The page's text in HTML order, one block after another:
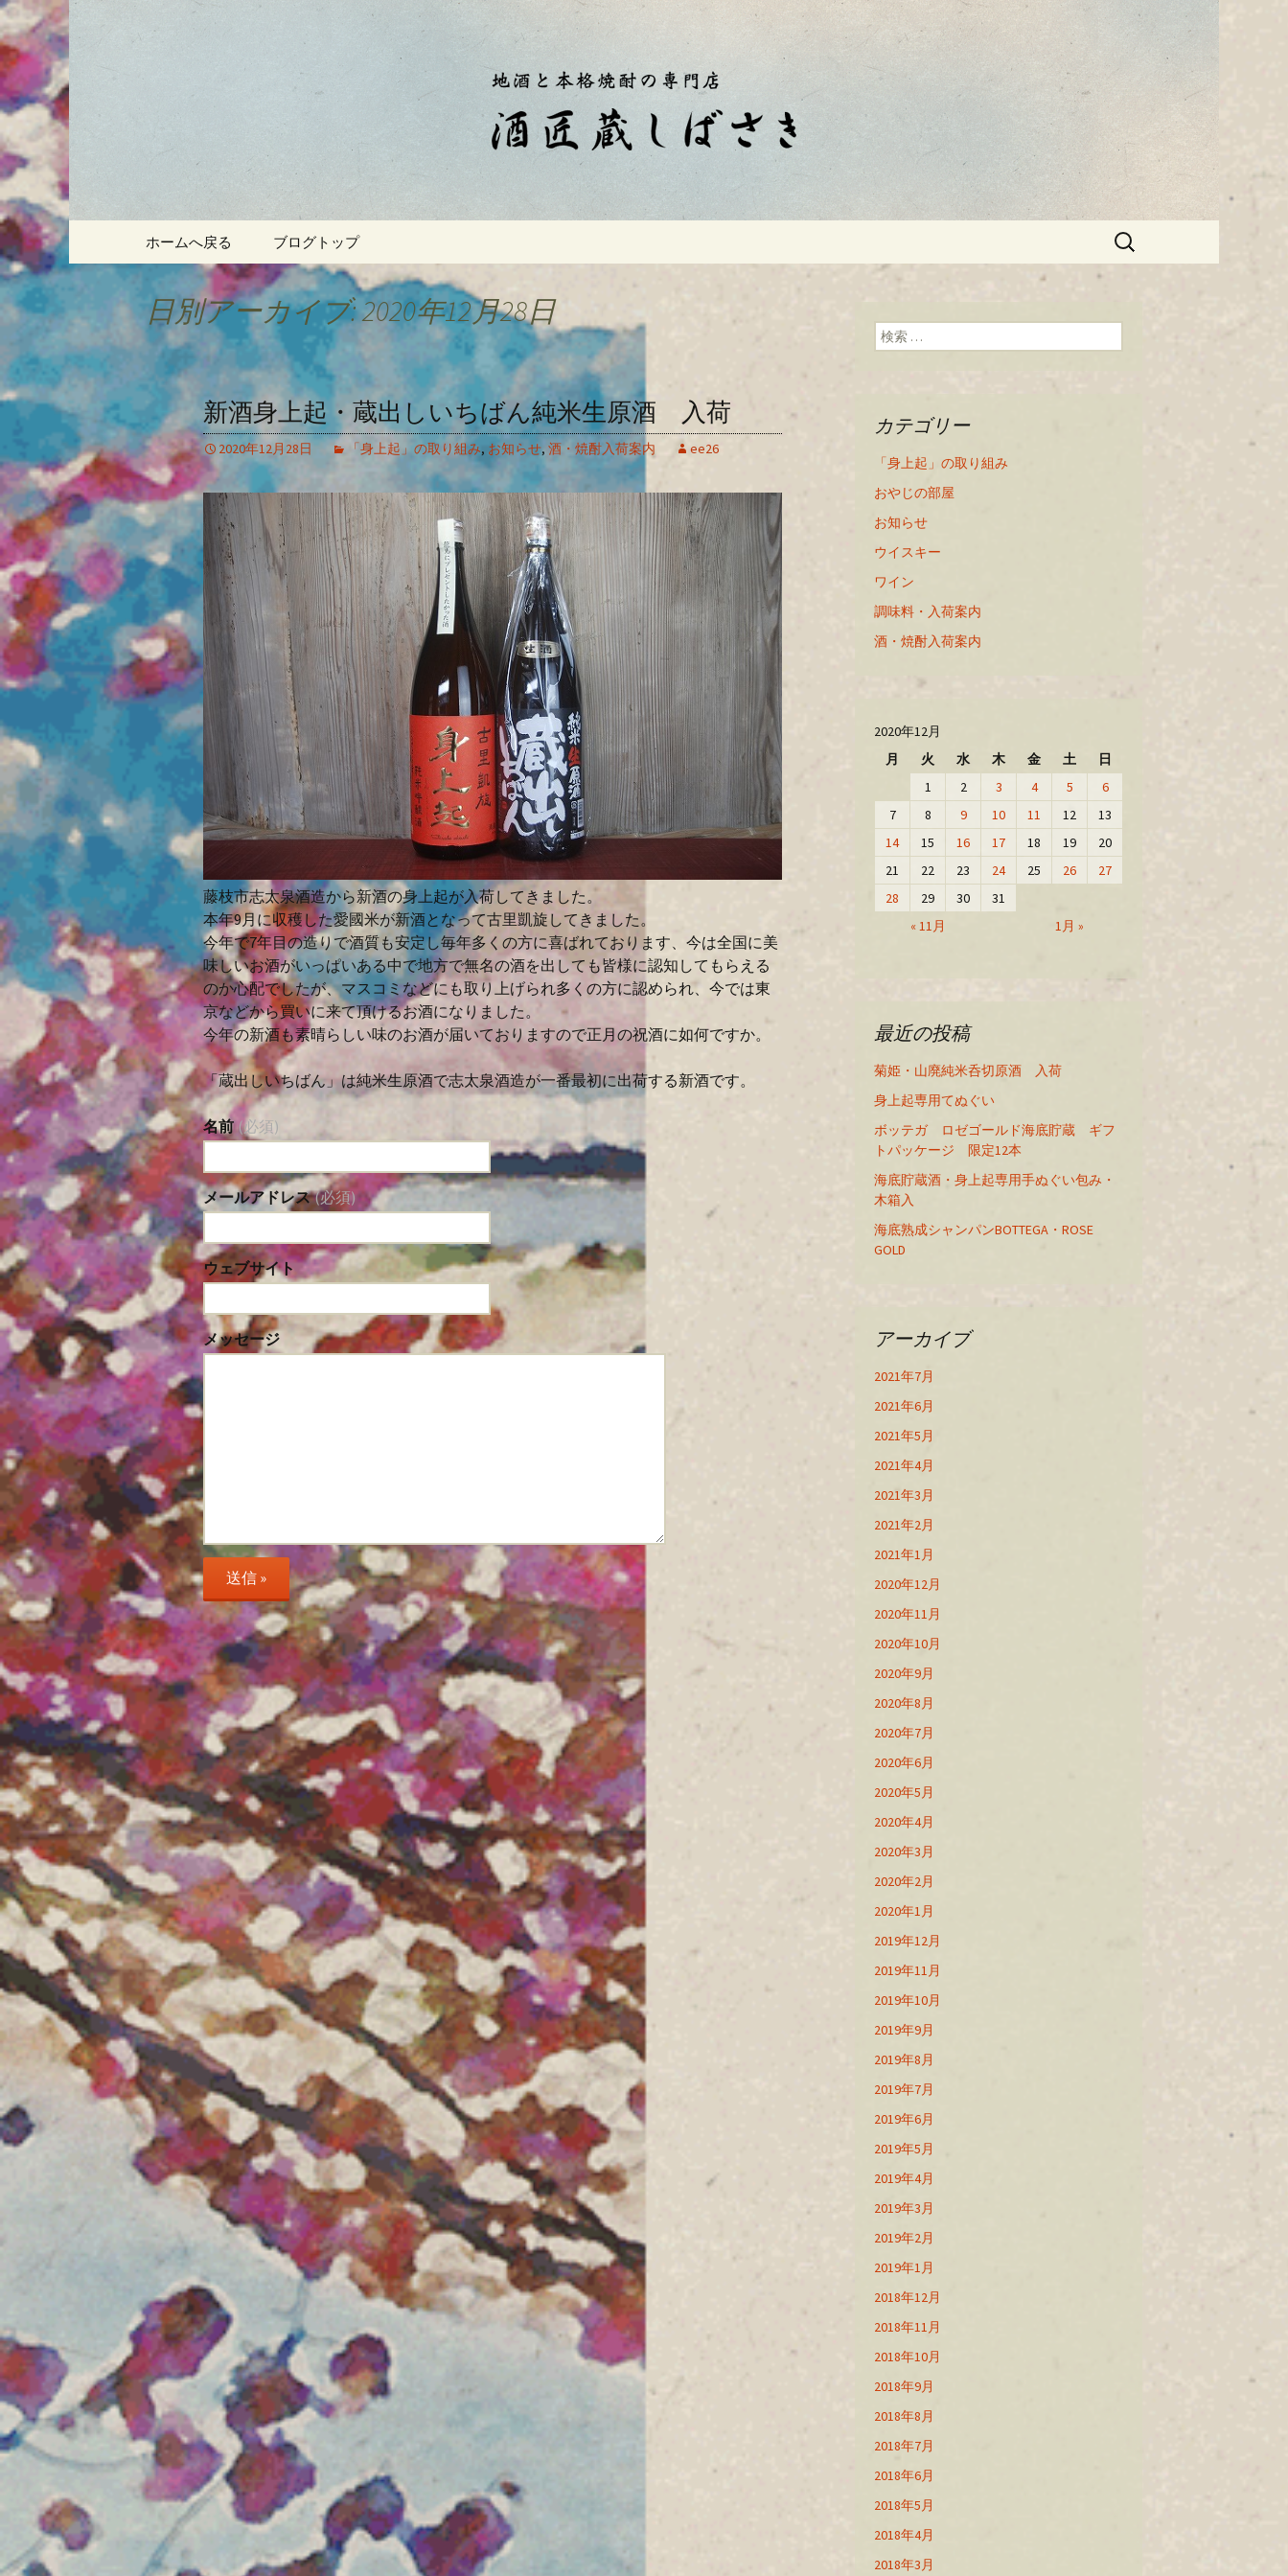
静岡・南伊豆の酒屋「酒匠蔵しばさき」
のブログ
静岡・南伊豆の酒屋「酒匠蔵しばさき」おやじのつぶやき
コンテンツへ移動
ホームへ戻る ブログトップ
検
日別アーカイブ: 2020年12月28日
新酒身上起・蔵出しいちばん純米生原酒 入荷
2020年12月28日 「身上起」の取り組み, お知らせ, 酒・焼酎入荷案内 ee26
藤枝市志太泉酒造から新酒の身上起が入荷してきました。
本年9月に収穫した愛國米が新酒となって古里凱旋してきました。
今年で7年目の造りで酒質も安定し毎年多くの方に喜ばれております、今は全国に美
味しいお酒がいっぱいある中で地方で無名の酒を出しても皆様に認知してもらえる
のか心配でしたが、マスコミなどにも取り上げられ多くの方に認められ、今では東
京などから買いに来て頂けるお酒になりました。
今年の新酒も素晴らしい味のお酒が届いておりますので正月の祝酒に如何ですか。
「蔵出しいちばん」は純米生原酒で志太泉酒造が一番最初に出荷する新酒です。
名前 (必須)
メールアドレス (必須)
ウェブサイト
メッセージ
検索:
カテゴリー
「身上起」の取り組み
おやじの部屋
お知らせ
ウイスキー
ワイン
調味料・入荷案内
酒・焼酎入荷案内
2020年12月
月
火 水 木 金 土 日
« 11月 1月 »
1 2 3 4 5
6
7
8 9 10 11 12
13
14
15 16 17 18 19
20
21
22 23 24 25 26
27
28
29 30 31
最近の投稿
菊姫・山廃純米呑切原酒 入荷
身上起専用てぬぐい
ボッテガ ロゼゴールド海底貯蔵 ギフ
トパッケージ 限定12本
海底貯蔵酒・身上起専用手ぬぐい包み・
木箱入
海底熟成シャンパンBOTTEGA・ROSE
GOLD
アーカイブ
2021年7月
2021年6月
2021年5月
2021年4月
2021年3月
2021年2月
2021年1月
2020年12月
2020年11月
2020年10月
2020年9月
2020年8月
2020年7月
2020年6月
2020年5月
2020年4月
2020年3月
2020年2月
2020年1月
2019年12月
2019年11月
2019年10月
2019年9月
2019年8月
2019年7月
2019年6月
2019年5月
2019年4月
2019年3月
2019年2月
2019年1月
2018年12月
2018年11月
2018年10月
2018年9月
2018年8月
2018年7月
2018年6月
2018年5月
2018年4月
2018年3月